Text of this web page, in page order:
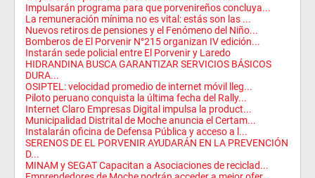
Impulsarán programa para que porvenireños concluya...
La remuneración mínima no es vital: estás son las ...
Nuevos retiros de pensiones y el Fenómeno del Niño...
Bomberos de El Porvenir N°215 organizan IV edición...
Instarán sede policial entre El Porvenir y Laredo
HIDRANDINA BUSCA GARANTIZAR SERVICIOS BÁSICOS
DURA...
OSIPTEL: velocidad promedio de internet móvil lleg...
Piloto peruano conquista la última fecha del Rally...
Internet Claro Empresas Digital impulsa la product...
Municipalidad Distrital de Moche anuncia el Certam...
Instalarán oficina de Defensa Pública y acceso a l...
SERENOS DE EL PORVENIR AYUDARÁN EN LA PREVENCIÓN
D...
MINAM y SEGAT Capacitan a Asociaciones de reciclad...